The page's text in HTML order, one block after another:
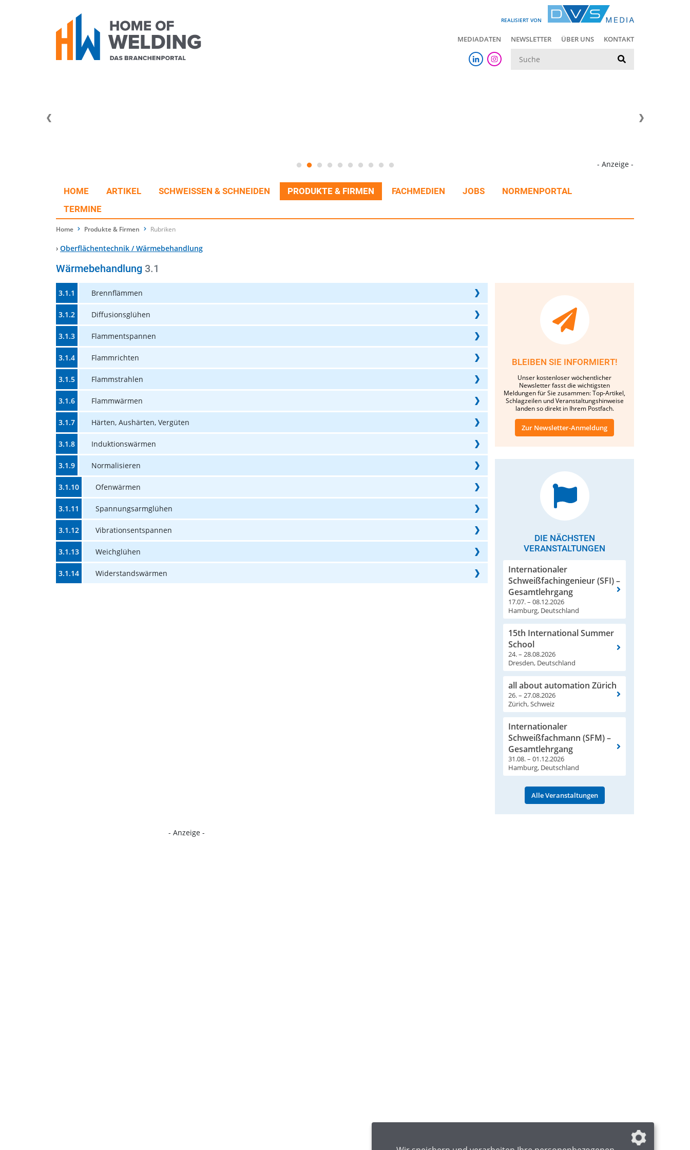
REALISIERT VON
MEDIADATEN NEWSLETTER ÜBER UNS KONTAKT
- Anzeige -
HOME ARTIKEL SCHWEISSEN & SCHNEIDEN PRODUKTE & FIRMEN FACHMEDIEN JOBS
NORMENPORTAL
TERMINE
Home Produkte & Firmen Rubriken
› Oberflächentechnik / Wärmebehandlung
Wärmebehandlung 3.1
3.1.1 Brennflämmen
3.1.2 Diffusionsglühen
3.1.3 Flammentspannen
3.1.4 Flammrichten
3.1.5 Flammstrahlen
3.1.6 Flammwärmen
3.1.7 Härten, Aushärten, Vergüten
3.1.8 Induktionswärmen
3.1.9 Normalisieren
3.1.10 Ofenwärmen
3.1.11 Spannungsarmglühen
3.1.12 Vibrationsentspannen
3.1.13 Weichglühen
3.1.14 Widerstandswärmen
BLEIBEN SIE INFORMIERT!
Unser kostenloser wöchentlicher
Newsletter fasst die wichtigsten
Meldungen für Sie zusammen: Top-Artikel,
Schlagzeilen und Veranstaltungshinweise
landen so direkt in Ihrem Postfach.
Zur Newsletter-Anmeldung
DIE NÄCHSTEN
VERANSTALTUNGEN
Internationaler
Schweißfachingenieur (SFI) –
Gesamtlehrgang
17.07. – 08.12.2026
Hamburg, Deutschland
15th International Summer
School
24. – 28.08.2026
Dresden, Deutschland
all about automation Zürich
26. – 27.08.2026
Zürich, Schweiz
Internationaler
Schweißfachmann (SFM) –
Gesamtlehrgang
31.08. – 01.12.2026
Hamburg, Deutschland
Alle Veranstaltungen
- Anzeige -